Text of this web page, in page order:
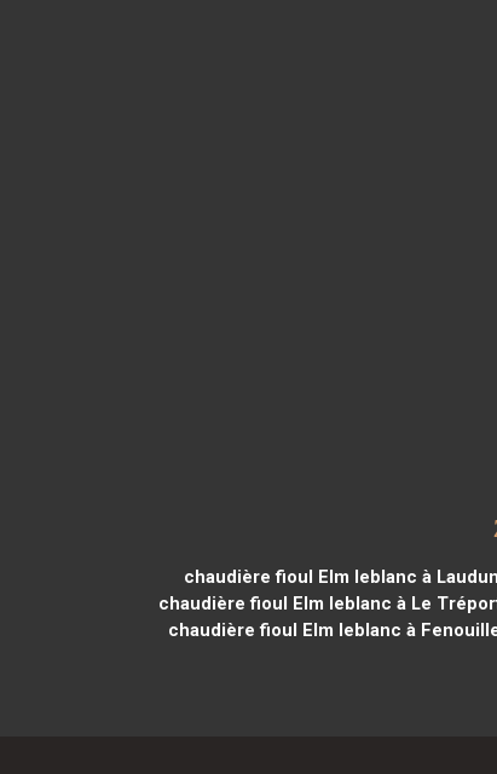
chaudière fioul Elm leblanc à
chaudière fioul Elm leblanc à Le
chaudière fioul Elm leblanc à